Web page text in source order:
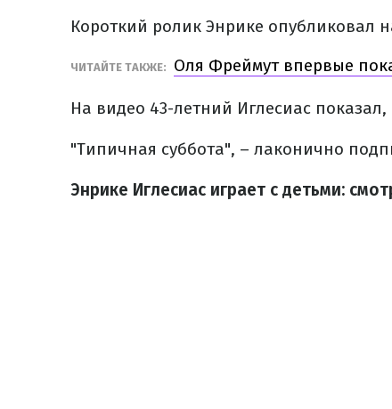
Короткий ролик Энрике опубликовал
ЧИТАЙТЕ ТАКЖЕ: Оля Фреймут впервые
На видео 43-летний Иглесиас
"Типичная суббота", – лаконично
Энрике Иглесиас играет с детьми: